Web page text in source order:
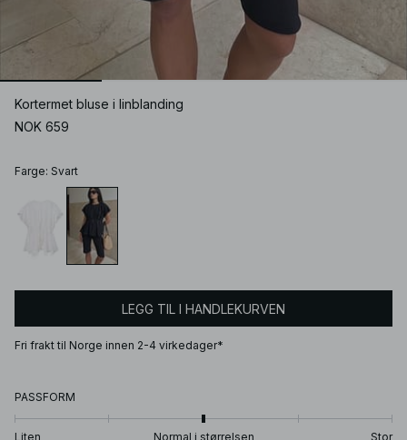
Kortermet bluse i linblanding
NOK 659
Farge: Svart
LEGG TIL I HANDLEKURVEN
Fri frakt til Norge innen 2-4 virkedager*
PASSFORM
Liten Normal i størrelsen Stor